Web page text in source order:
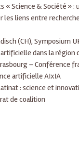
« Science & Société » :
les liens entre
(CH), Symposium
dans la région
– Conférence
artificielle AIxIA
: science et
de coalition